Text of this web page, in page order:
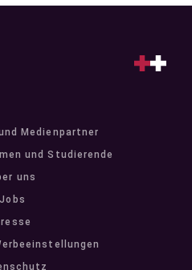
Medienpartner
und Studierende
uns
Jobs